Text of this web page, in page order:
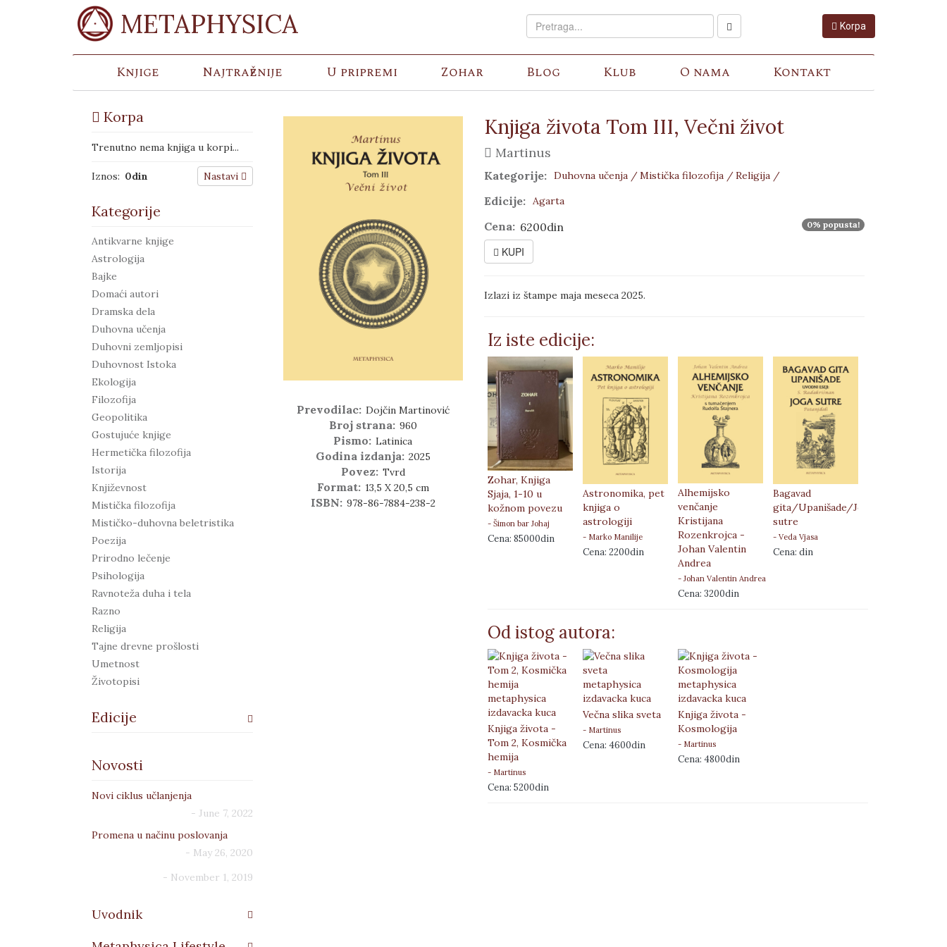
METAPHYSICA Korpa
Knjige Najtraženije U pripremi Zohar Blog Klub O nama Kontakt
Korpa
Trenutno nema knjiga u korpi...
Iznos: 0din Nastavi
Kategorije
Antikvarne knjige
Astrologija
Bajke
Domaći autori
Dramska dela
Duhovna učenja
Duhovni zemljopisi
Duhovnost Istoka
Ekologija
Filozofija
Geopolitika
Gostujuće knjige
Hermetička filozofija
Istorija
Književnost
Mistička filozofija
Mističko-duhovna beletristika
Poezija
Prirodno lečenje
Psihologija
Ravnoteža duha i tela
Razno
Religija
Tajne drevne prošlosti
Umetnost
Životopisi
Edicije
Aeterna
Alim
Anima
EkoLogos
Elizijum
Novosti
Novi ciklus učlanjenja
- June 7, 2022
Promena u načinu poslovanja
- May 26, 2020
- November 1, 2019
Uvodnik
Prevodilac: Dojčin Martinović
Broj strana: 960
Pismo: Latinica
Godina izdanja: 2025
Povez: Tvrd
Format: 13,5 X 20,5 cm
ISBN: 978-86-7884-238-2
Knjiga života Tom III, Večni život
Martinus
Kategorije: Duhovna učenja /Mistička filozofija /Religija /
Edicije: Agarta
Cena: 6200din 0% popusta!
KUPI
Izlazi iz štampe maja meseca 2025.
Iz iste edicije:
Zohar, Knjiga
Sjaja, 1-10 u
kožnom povezu
- Šimon bar Johaj
Cena: 85000din
Astronomika, pet
knjiga o
astrologiji
- Marko Manilije
Cena: 2200din
Alhemijsko
venčanje
Kristijana
Rozenkrojca -
Johan Valentin
Andrea
- Johan Valentin Andrea
Cena: 3200din
Bagavad
gita/Upanišade/Joga
sutre
- Veda Vjasa
Cena: din
Od istog autora:
Knjiga života -
Tom 2, Kosmička
hemija
- Martinus
Cena: 5200din
Večna slika sveta
- Martinus
Cena: 4600din
Knjiga života -
Kosmologija
- Martinus
Cena: 4800din